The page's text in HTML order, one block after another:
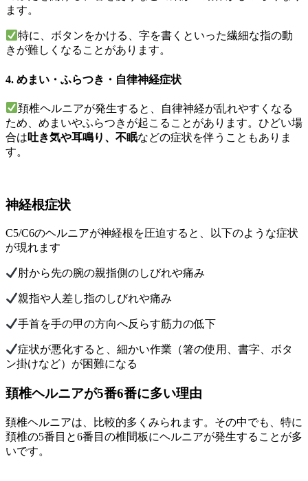
ます。
特に、ボタンをかける、字を書くといった繊細な指の動
きが難しくなることがあります。
4. めまい・ふらつき・自律神経症状
頚椎ヘルニアが発生すると、自律神経が乱れやすくなる
ため、めまいやふらつきが起こることがあります。ひどい場
合は吐き気や耳鳴り、不眠などの症状を伴うこともありま
す。
神経根症状
C5/C6のヘルニアが神経根を圧迫すると、以下のような症状
が現れます
肘から先の腕の親指側のしびれや痛み
親指や人差し指のしびれや痛み
手首を手の甲の方向へ反らす筋力の低下
症状が悪化すると、細かい作業（箸の使用、書字、ボタ
ン掛けなど）が困難になる
頚椎ヘルニアが5番6番に多い理由
頚椎ヘルニアは、比較的多くみられます。その中でも、特に
頚椎の5番目と6番目の椎間板にヘルニアが発生することが多
いです。